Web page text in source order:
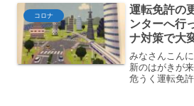
ードでできる
コロナ
運転免許の
ンターへ行
ナ対策で大
みなさんこん
新のはがきが
危うく運転免